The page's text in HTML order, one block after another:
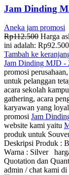
Jam Dinding
Aneka jam promosi
Rp112.500 Harga
ini adalah:
Tambah ke
Jam Dinding MJD -
promosi
untuk pelanggan
acara sekolah
gathering, acara
karyawan yang
promosi Jam
website kami yaitu
produk untuk
Deskripsi Produk :
Warna : Silver
Quotation dan
admin / chat kami